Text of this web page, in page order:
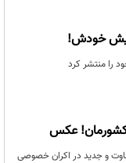
خودش!
را منتشر کرد
کشورمان! عکس
کاملا متفاوت و جدید در اکران خصوصی